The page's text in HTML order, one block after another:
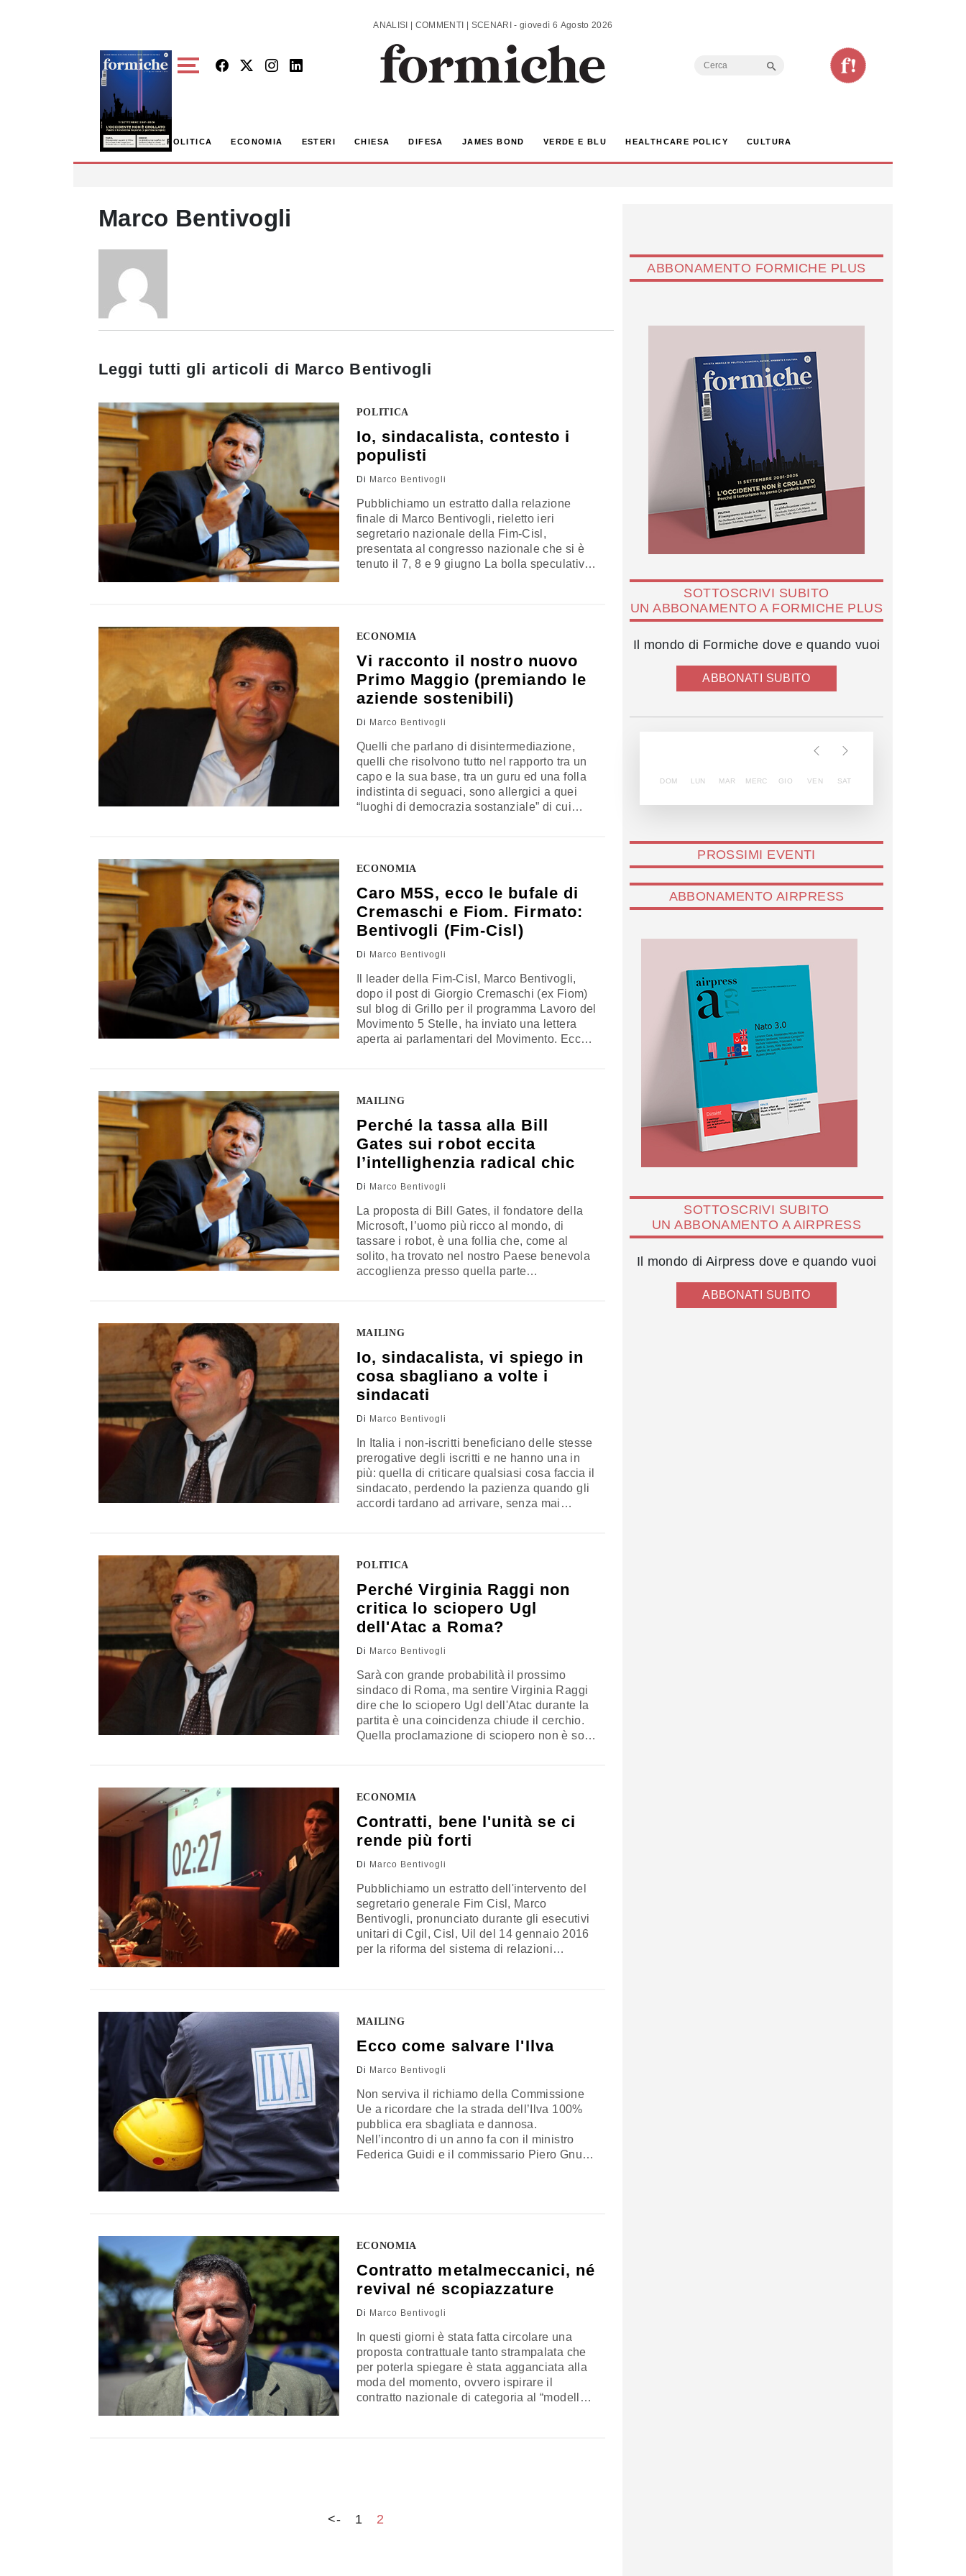
ANALISI | COMMENTI | SCENARI - giovedì 6 Agosto 2026
Search
POLITICA ECONOMIA ESTERI CHIESA DIFESA JAMES BOND VERDE E BLU HEALTHCARE POLICY CULTURA
Marco Bentivogli
Leggi tutti gli articoli di Marco Bentivogli
POLITICA
Io, sindacalista, contesto i
populisti
Di Marco Bentivogli
Pubblichiamo un estratto dalla relazione
finale di Marco Bentivogli, rieletto ieri
segretario nazionale della Fim-Cisl,
presentata al congresso nazionale che si è
tenuto il 7, 8 e 9 giugno La bolla speculativa
e all’informazione corretta, all’età,
all’inurbamento,…
ECONOMIA
Vi racconto il nostro nuovo
Primo Maggio (premiando le
aziende sostenibili)
Di Marco Bentivogli
Quelli che parlano di disintermediazione,
quelli che risolvono tutto nel rapporto tra un
capo e la sua base, tra un guru ed una folla
indistinta di seguaci, sono allergici a quei
“luoghi di democrazia sostanziale” di cui
profondamente democratico dell’azione
ECONOMIA
Caro M5S, ecco le bufale di
Cremaschi e Fiom. Firmato:
Bentivogli (Fim-Cisl)
Di Marco Bentivogli
Il leader della Fim-Cisl, Marco Bentivogli,
dopo il post di Giorgio Cremaschi (ex Fiom)
sul blog di Grillo per il programma Lavoro del
Movimento 5 Stelle, ha inviato una lettera
aperta ai parlamentari del Movimento. Ecco
responsabilità di ciascuno. Lo…
MAILING
Perché la tassa alla Bill
Gates sui robot eccita
l’intellighenzia radical chic
Di Marco Bentivogli
La proposta di Bill Gates, il fondatore della
Microsoft, l’uomo più ricco al mondo, di
tassare i robot, è una follia che, come al
solito, ha trovato nel nostro Paese benevola
accoglienza presso quella parte
progresso non è di sinistra, è velleitario,
MAILING
Io, sindacalista, vi spiego in
cosa sbagliano a volte i
sindacati
Di Marco Bentivogli
In Italia i non-iscritti beneficiano delle stesse
prerogative degli iscritti e ne hanno una in
più: quella di criticare qualsiasi cosa faccia il
sindacato, perdendo la pazienza quando gli
accordi tardano ad arrivare, senza mai
cambiamento del sindacato. I non-iscritti
POLITICA
Perché Virginia Raggi non
critica lo sciopero Ugl
dell'Atac a Roma?
Di Marco Bentivogli
Sarà con grande probabilità il prossimo
sindaco di Roma, ma sentire Virginia Raggi
dire che lo sciopero Ugl dell'Atac durante la
partita è una coincidenza chiude il cerchio.
Quella proclamazione di sciopero non è solo
Facebook…
ECONOMIA
Contratti, bene l'unità se ci
rende più forti
Di Marco Bentivogli
Pubblichiamo un estratto dell'intervento del
segretario generale Fim Cisl, Marco
Bentivogli, pronunciato durante gli esecutivi
unitari di Cgil, Cisl, Uil del 14 gennaio 2016
per la riforma del sistema di relazioni
rimane il cardine principale, unitamente ad
una…
MAILING
Ecco come salvare l'Ilva
Di Marco Bentivogli
Non serviva il richiamo della Commissione
Ue a ricordare che la strada dell’Ilva 100%
pubblica era sbagliata e dannosa.
Nell’incontro di un anno fa con il ministro
Federica Guidi e il commissario Piero Gnudi,
ECONOMIA
Contratto metalmeccanici, né
revival né scopiazzature
Di Marco Bentivogli
In questi giorni è stata fatta circolare una
proposta contrattuale tanto strampalata che
per poterla spiegare è stata agganciata alla
moda del momento, ovvero ispirare il
contratto nazionale di categoria al “modello
<- 1 2
ABBONAMENTO FORMICHE PLUS
SOTTOSCRIVI SUBITO
UN ABBONAMENTO A FORMICHE PLUS
Il mondo di Formiche dove e quando vuoi
ABBONATI SUBITO
DOM LUN MAR MERC GIO VEN SAT
PROSSIMI EVENTI
ABBONAMENTO AIRPRESS
SOTTOSCRIVI SUBITO
UN ABBONAMENTO A AIRPRESS
Il mondo di Airpress dove e quando vuoi
ABBONATI SUBITO